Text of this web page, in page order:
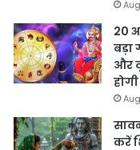
20
बड़ा
और
करें